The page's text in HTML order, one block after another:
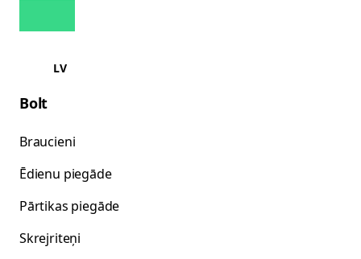
LV
Bolt
Braucieni
Ēdienu piegāde
Pārtikas piegāde
Skrejriteņi